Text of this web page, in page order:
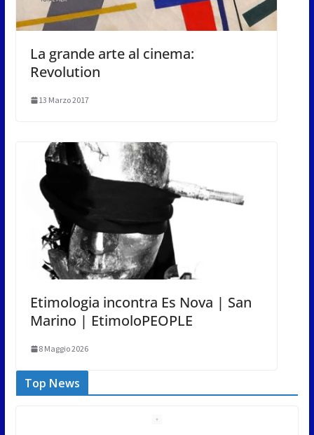
La grande arte al cinema:
Revolution
13 Marzo 2017
Etimologia incontra Es Nova | San
Marino | EtimoloPEOPLE
8 Maggio 2026
Top News